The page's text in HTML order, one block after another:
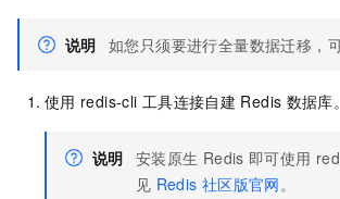
说明 如您只须要进行全量数据迁移，
使用 redis-cli 工具连接自建 Redis 数据库。
说明 安装原生 Redis 即可使用
见 Redis 社区版官网 。